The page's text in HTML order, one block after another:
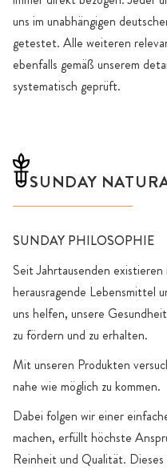
uns im unabhängigen
getestet. Alle weiteren
ebenfalls gemäß unserem
systematisch geprüft.
SUNDAY
SUNDAY PHILOSOPHIE
Seit Jahrtausenden
herausragende Lebensmittel
uns helfen, unsere
zu fördern und zu erhalten.
Mit unseren Produkten
nahe wie möglich zu kommen.
Dabei folgen wir einer
machen, erfüllt höchste
Reinheit und Qualität.